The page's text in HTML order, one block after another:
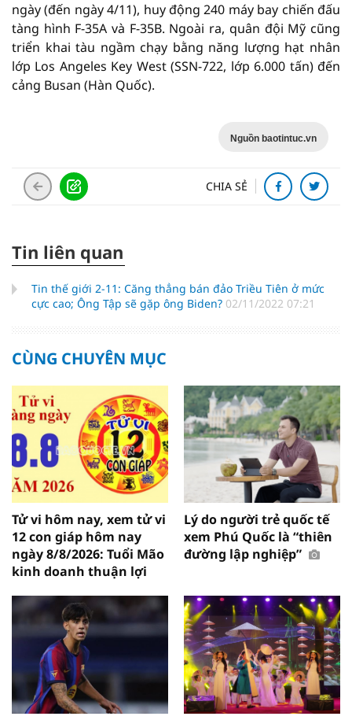
ngày (đến ngày 4/11), huy động 240 máy bay chiến đấu
tàng hình F-35A và F-35B. Ngoài ra, quân đội Mỹ cũng
triển khai tàu ngầm chạy bằng năng lượng hạt nhân
lớp Los Angeles Key West (SSN-722, lớp 6.000 tấn) đến
cảng Busan (Hàn Quốc).
Nguồn baotintuc.vn
CHIA SẺ
Tin liên quan
Tin thế giới 2-11: Căng thẳng bán đảo Triều Tiên ở mức
cực cao; Ông Tập sẽ gặp ông Biden? 02/11/2022 07:21
CÙNG CHUYÊN MỤC
Tử vi hôm nay, xem tử vi
12 con giáp hôm nay
ngày 8/8/2026: Tuổi Mão
kinh doanh thuận lợi
Lý do người trẻ quốc tế
xem Phú Quốc là “thiên
đường lập nghiệp”